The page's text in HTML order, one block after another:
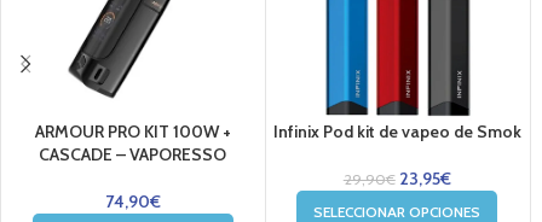
ARMOUR PRO KIT 100W +
CASCADE – VAPORESSO
74,90€
Infinix Pod kit de vapeo de Smok
29,90€ 23,95€
SELECCIONAR OPCIONES